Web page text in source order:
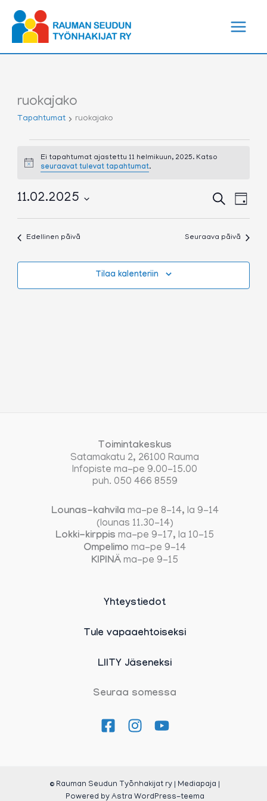
sisältöön
ruokajako
Tapahtumat ruokajako
for
11
2025
Notice
Ei tapahtumat ajastettu 11 helmikuun, 2025. Katso
seuraavat tulevat tapahtumat.
Tapahtumat
Etsi
aja
Näkymät
navigointi
Etsi
Päivä
11.02.2025
Edellinen päivä Seuraava päivä
Tilaa kalenteriin
Toimintakeskus
Satamakatu 2, 26100 Rauma
Infopiste ma-pe 9.00-15.00
puh. 050 466 8559
Lounas-kahvila ma-pe 8-14, la 9-14
(lounas 11.30-14)
Lokki-kirppis ma-pe 9-17, la 10-15
Ompelimo ma-pe 9-14
KIPINÄ ma-pe 9-15
Yhteystiedot
Tule vapaaehtoiseksi
LIITY Jäseneksi
Seuraa somessa
© Rauman Seudun Työnhakijat ry | Mediapaja |
Powered by Astra WordPress-teema